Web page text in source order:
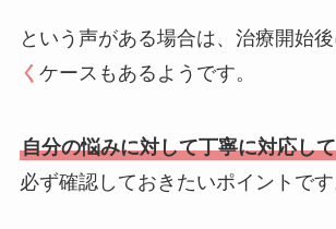
という声がある場合は、治療開始
く ケースもあるようです。
自分の悩みに対して丁寧に対応し
必ず確認しておきたいポイントです